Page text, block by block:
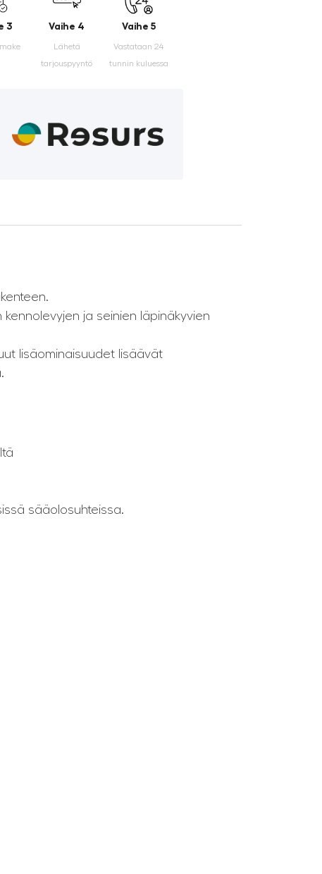
3 Vaihe 4
Lähetä
tarjouspyyntö
Vaihe 5
Vastataan 24
tunnin kuluessa
ja seinien läpinäkyvien
lisäominaisuudet lisäävät
sääolosuhteissa.